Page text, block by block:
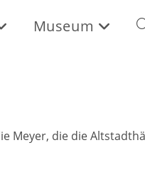
Museum
Meyer, die die